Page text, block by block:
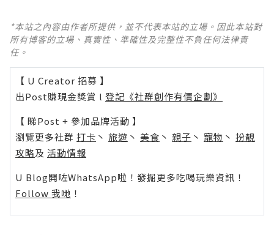
*本站之內容由作者所提供，並不代表本站的立場。因此本站對
所有博客的立場、真實性、準確性及完整性不負任何法律責
任。
【 U Creator 招募 】
出Post賺現金獎賞 l 登記《社群創作有價企劃》
【 睇Post + 參加品牌活動 】
瀏覽更多社群 打卡 丶 旅遊 丶 美食 丶 親子 丶 寵物 丶 扮靚
攻略及 活動情報
U Blog開咗WhatsApp啦！發掘更多吃喝玩樂資訊！
Follow 我哋 ！